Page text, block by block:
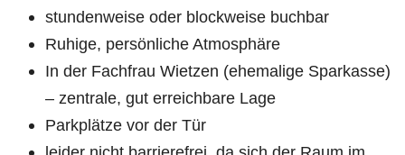
stundenweise oder blockweise buchbar
Ruhige, persönliche Atmosphäre
In der Fachfrau Wietzen (ehemalige Sparkasse)
– zentrale, gut erreichbare Lage
Parkplätze vor der Tür